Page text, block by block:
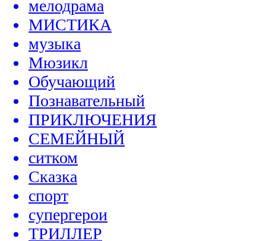
мелодрама
МИСТИКА
музыка
Мюзикл
Обучающий
Познавательный
ПРИКЛЮЧЕНИЯ
СЕМЕЙНЫЙ
ситком
Сказка
спорт
супергерои
ТРИЛЛЕР